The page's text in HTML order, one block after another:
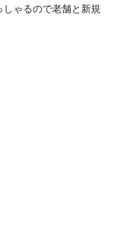
ゃるので老舗と新規